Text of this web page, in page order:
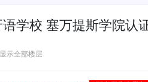
学校 塞万提斯学院认
显示全部楼层